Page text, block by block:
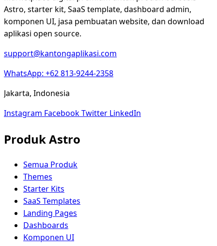
Astro, starter kit, SaaS template, dashboard admin,
komponen UI, jasa pembuatan website, dan download
aplikasi open source.
support@kantongaplikasi.com
WhatsApp: +62 813-9244-2358
Jakarta, Indonesia
Instagram FacebookTwitter LinkedIn
Produk Astro
Semua Produk
Themes
Starter Kits
SaaS Templates
Landing Pages
Dashboards
Komponen UI